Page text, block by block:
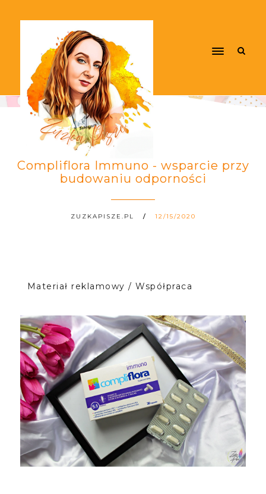
Compliflora Immuno - wsparcie przy
budowaniu odporności
ZUZKAPISZE.PL 12/15/2020
Materiał reklamowy / Współpraca